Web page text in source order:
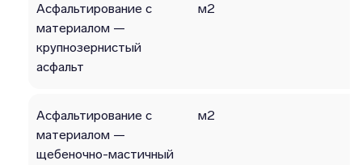
Асфальтирование с
материалом —
крупнозернистый
асфальт
м2
Асфальтирование с
материалом —
щебеночно-мастичный
м2